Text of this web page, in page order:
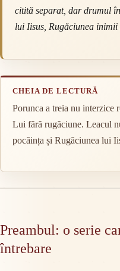
citită separat, dar drumul
lui Iisus, Rugăciunea
CHEIA DE LECTURĂ
Porunca a treia nu interzice
Lui fără rugăciune. Leacul
pocăința și Rugăciunea lui
Preambul: o serie
întrebare